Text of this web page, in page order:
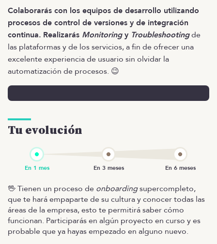
Colaborarás con los equipos de desarrollo utilizando
procesos de control de versiones y de integración
continua. Realizarás Monitoringy Troubleshootingde
las plataformas y de los servicios, a fin de ofrecer una
excelente experiencia de usuario sin olvidar la
automatización de procesos. 😉
Tu evolución
🖖 Tienen un proceso de onboardingsupercompleto,
que te hará empaparte de su cultura y conocer todas las
áreas de la empresa, esto te permitirá saber cómo
funcionan. Participarás en algún proyecto en curso y es
probable que ya hayas empezado en alguno nuevo.